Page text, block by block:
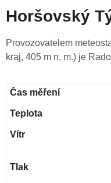
Horšovský
Provozovatelem
kraj, 405 m n. m.) je